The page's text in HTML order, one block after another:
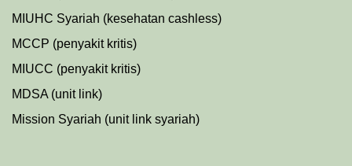
MIUHC Syariah (kesehatan cashless)
MCCP (penyakit kritis)
MIUCC (penyakit kritis)
MDSA (unit link)
Mission Syariah (unit link syariah)